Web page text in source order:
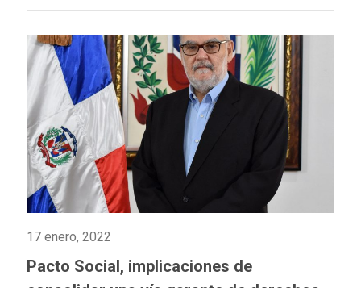
17 enero, 2022
Pacto Social, implicaciones de